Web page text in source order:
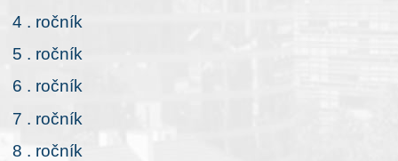
4 . ročník
5 . ročník
6 . ročník
7 . ročník
8 . ročník